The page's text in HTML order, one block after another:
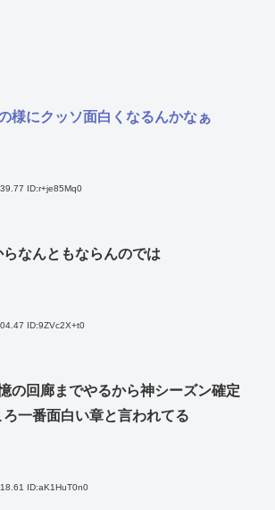
様にクッソ面白くなるんかなぁ
ID:r+je85Mq0
なんともならんのでは
ID:9ZVc2X+t0
の回廊までやるから神シーズン確定
一番面白い章と言われてる
ID:aK1HuT0n0